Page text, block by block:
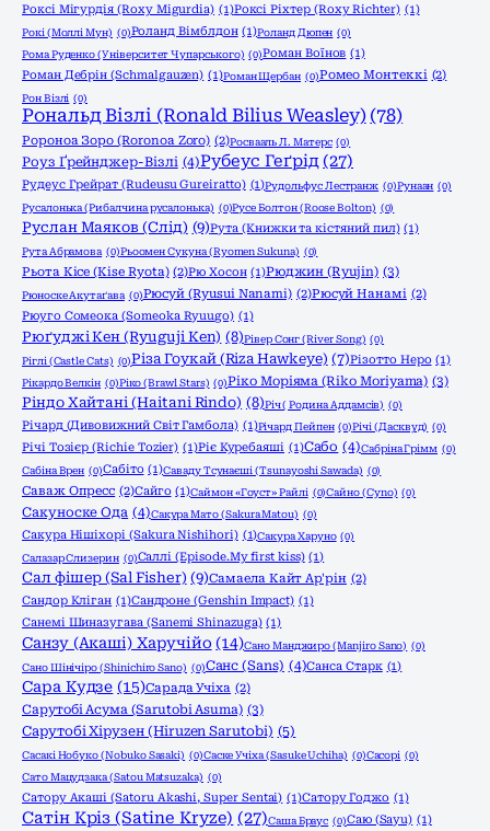
Роксі Мігурдія (Roxy Migurdia) (1)Роксі Ріхтер (Roxy Richter) (1)
Рокі (Моллі Мун) (0)Роланд Вімблдон (1)Роланд Дюпен (0)
Рома Руденко (Університет Чупарського) (0)Роман Воїнов (1)
Роман Дебрін (Schmalgauzen) (1)Роман Щербан (0)Ромео Монтеккі (2)
Рон Візлі (0)
Рональд Візлі (Ronald Bilius Weasley) (78)
Ророноа Зоро (Roronoa Zoro) (2)Росвааль Л. Матерс (0)
Роуз Ґрейнджер-Візлі (4)Рубеус Геґрід (27)
Рудеус Грейрат (Rudeusu Gureiratto) (1)Рудольфус Лестранж (0)Рунаан (0)
Русалонька (Рибалчина русалонька) (0)Русе Болтон (Roose Bolton) (0)
Руслан Маяков (Слід) (9)Рута (Книжки та кістяний пил) (1)
Рута Абрамова (0)Рьоомен Сукуна (Ryomen Sukuna) (0)
Рьота Кісе (Kise Ryota) (2)Рю Хосон (1)Рюджин (Ryujin) (3)
Рюноске Акутаґава (0)Рюсуй (Ryusui Nanami) (2)Рюсуй Нанамі (2)
Рюуго Сомеока (Someoka Ryuugo) (1)
Рюґуджі Кен (Ryuguji Ken) (8)Рівер Сонг (River Song) (0)
Ріглі (Castle Cats) (0)Різа Гоукай (Riza Hawkeye) (7)Різотто Неро (1)
Рікардо Велкін (0)Ріко (Brawl Stars) (0)Ріко Моріяма (Riko Moriyama) (3)
Ріндо Хайтані (Haitani Rindo) (8)Річ ( Родина Аддамсів) (0)
Річард (Дивовижний Світ Гамбола) (1)Річард Пейпен (0)Річі (Дасквуд) (0)
Річі Тозієр (Richie Tozier) (1)Ріє Куребаяші (1)Сабо (4)Сабріна Грімм (0)
Сабіна Врен (0)Сабіто (1)Саваду Тсунаєші (Tsunayoshi Sawada) (0)
Саваж Опресс (2)Сайго (1)Саймон «Гоуст» Райлі (0)Сайно (Cyno) (0)
Сакуноске Ода (4)Сакура Мато (Sakura Matou) (0)
Сакура Нішіхорі (Sakura Nishihori) (1)Сакура Харуно (0)
Салазар Слизерин (0)Саллі (Episode.My first kiss) (1)
Сал фішер (Sal Fisher) (9)Самаела Кайт Ар'рін (2)
Сандор Кліган (1)Сандроне (Genshin Impact) (1)
Санемі Шиназугава (Sanemi Shinazuga) (1)
Санзу (Акаші) Харучійо (14)Сано Манджиро (Manjiro Sano) (0)
Сано Шінічіро (Shinichiro Sano) (0)Санс (Sans) (4)Санса Старк (1)
Сара Кудзе (15)Сарада Учіха (2)
Сарутобі Асума (Sarutobi Asuma) (3)
Сарутобі Хірузен (Hiruzen Sarutobi) (5)
Сасакі Нобуко (Nobuko Sasaki) (0)Саске Учіха (Sasuke Uchiha) (0)Сасорі (0)
Сато Мацудзака (Satou Matsuzaka) (0)
Сатору Акаші (Satoru Akashi, Super Sentai) (1)Сатору Годжо (1)
Сатін Кріз (Satine Kryze) (27)Саша Браус (0)Саю (Sayu) (1)